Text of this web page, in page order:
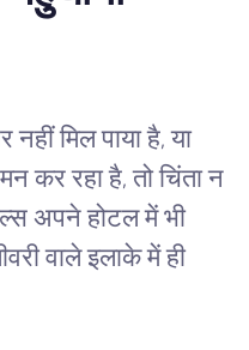
मिल पाया है, या
कर रहा है, तो चिंता न
अपने होटल में भी
वाले इलाके में ही